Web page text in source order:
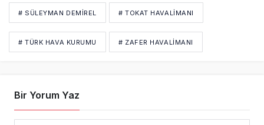
# SÜLEYMAN DEMIREL # TOKAT HAVALIMANI
# TÜRK HAVA KURUMU # ZAFER HAVALIMANI
Bir Yorum Yaz